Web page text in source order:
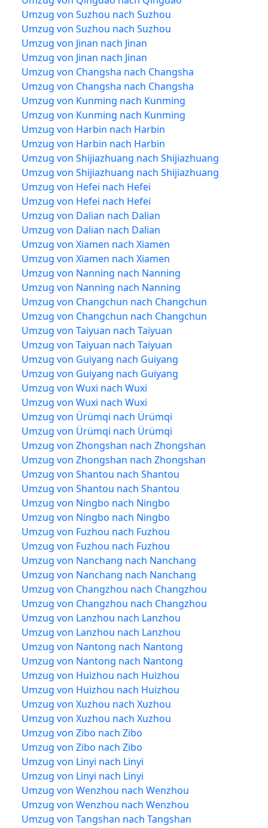
Umzug von Suzhou nach Suzhou
Umzug von Suzhou nach Suzhou
Umzug von Jinan nach Jinan
Umzug von Jinan nach Jinan
Umzug von Changsha nach Changsha
Umzug von Changsha nach Changsha
Umzug von Kunming nach Kunming
Umzug von Kunming nach Kunming
Umzug von Harbin nach Harbin
Umzug von Harbin nach Harbin
Umzug von Shijiazhuang nach Shijiazhuang
Umzug von Shijiazhuang nach Shijiazhuang
Umzug von Hefei nach Hefei
Umzug von Hefei nach Hefei
Umzug von Dalian nach Dalian
Umzug von Dalian nach Dalian
Umzug von Xiamen nach Xiamen
Umzug von Xiamen nach Xiamen
Umzug von Nanning nach Nanning
Umzug von Nanning nach Nanning
Umzug von Changchun nach Changchun
Umzug von Changchun nach Changchun
Umzug von Taiyuan nach Taiyuan
Umzug von Taiyuan nach Taiyuan
Umzug von Guiyang nach Guiyang
Umzug von Guiyang nach Guiyang
Umzug von Wuxi nach Wuxi
Umzug von Wuxi nach Wuxi
Umzug von Ürümqi nach Ürümqi
Umzug von Ürümqi nach Ürümqi
Umzug von Zhongshan nach Zhongshan
Umzug von Zhongshan nach Zhongshan
Umzug von Shantou nach Shantou
Umzug von Shantou nach Shantou
Umzug von Ningbo nach Ningbo
Umzug von Ningbo nach Ningbo
Umzug von Fuzhou nach Fuzhou
Umzug von Fuzhou nach Fuzhou
Umzug von Nanchang nach Nanchang
Umzug von Nanchang nach Nanchang
Umzug von Changzhou nach Changzhou
Umzug von Changzhou nach Changzhou
Umzug von Lanzhou nach Lanzhou
Umzug von Lanzhou nach Lanzhou
Umzug von Nantong nach Nantong
Umzug von Nantong nach Nantong
Umzug von Huizhou nach Huizhou
Umzug von Huizhou nach Huizhou
Umzug von Xuzhou nach Xuzhou
Umzug von Xuzhou nach Xuzhou
Umzug von Zibo nach Zibo
Umzug von Zibo nach Zibo
Umzug von Linyi nach Linyi
Umzug von Linyi nach Linyi
Umzug von Wenzhou nach Wenzhou
Umzug von Wenzhou nach Wenzhou
Umzug von Tangshan nach Tangshan